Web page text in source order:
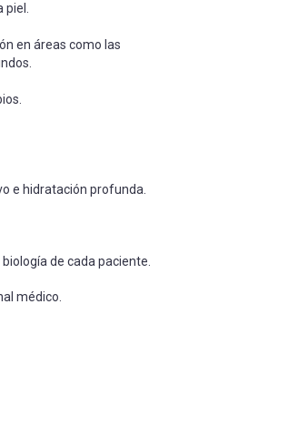
en áreas como las
e hidratación profunda.
de cada paciente.
médico.